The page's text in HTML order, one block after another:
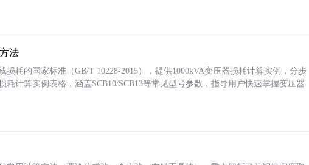
法
耗的国家标准（GB/T 10228-2015），提供1000kVA变压器损耗计算实例，分步
计算实例表格，涵盖SCB10/SCB13等常见型号参数，指导用户快速掌握变压器